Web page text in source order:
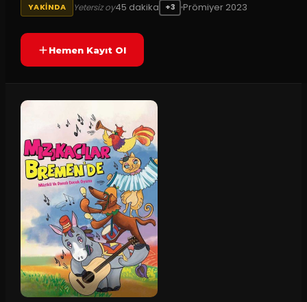
YAKINDA Yetersiz oy45 dakika +3 Prömiyer 2023
Hemen Kayıt Ol